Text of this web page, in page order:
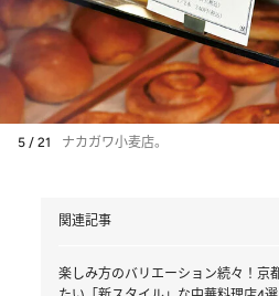
5 / 21 ナカガワ小麦店。
関連記事
楽しみ方のバリエーション続々！京